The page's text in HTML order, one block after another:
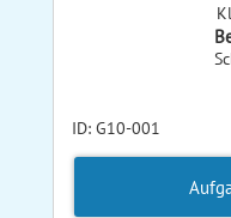
ID: G10-001